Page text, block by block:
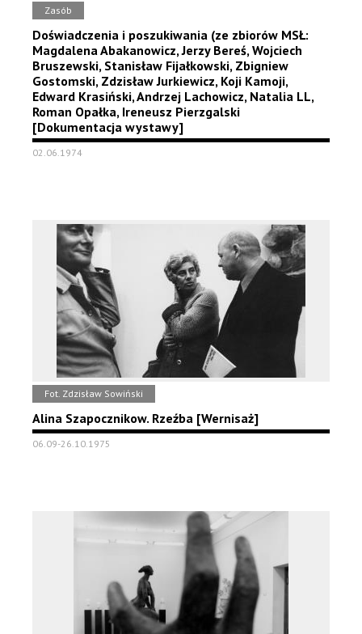
Zasób
Doświadczenia i poszukiwania (ze zbiorów MSŁ:
Magdalena Abakanowicz, Jerzy Bereś, Wojciech
Bruszewski, Stanisław Fijałkowski, Zbigniew
Gostomski, Zdzisław Jurkiewicz, Koji Kamoji,
Edward Krasiński, Andrzej Lachowicz, Natalia LL,
Roman Opałka, Ireneusz Pierzgalski
[Dokumentacja wystawy]
02.06.1974
Fot. Zdzisław Sowiński
Alina Szapocznikow. Rzeźba [Wernisaż]
06.09-26.10.1975